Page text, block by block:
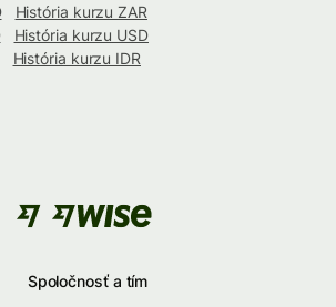
História kurzu ZAR
História kurzu USD
História kurzu IDR
Spoločnosť a tím